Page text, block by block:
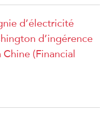
d’électricité
d’ingérence
(Financial